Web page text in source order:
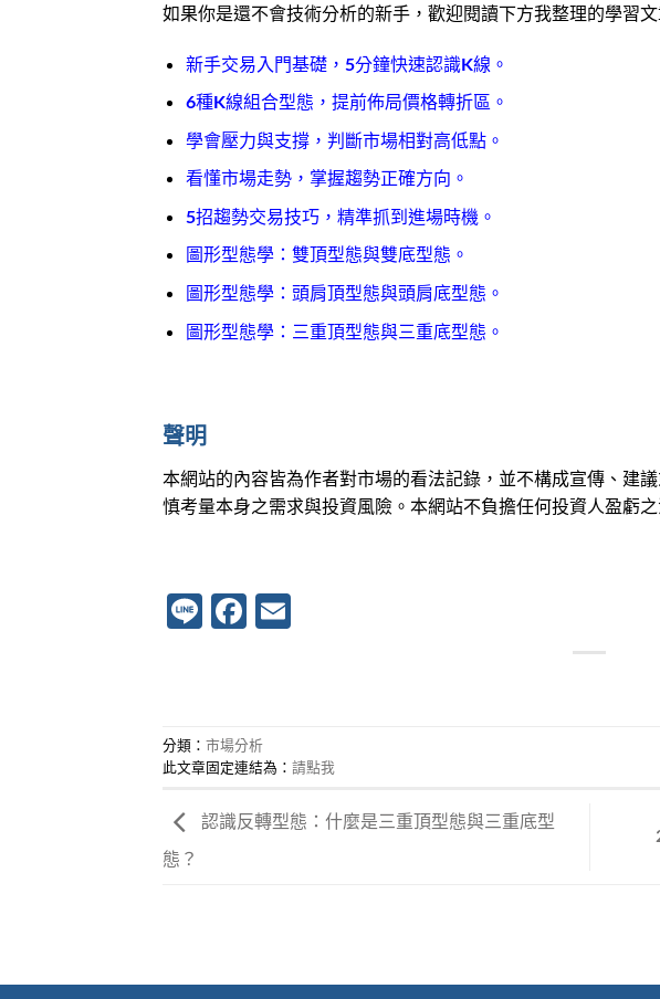
如果你是還不會技術分析的新手，歡迎閱讀下方我整理的學習文
新手交易入門基礎，5分鐘快速認識K線。
6種K線組合型態，提前佈局價格轉折區。
學會壓力與支撐，判斷市場相對高低點。
看懂市場走勢，掌握趨勢正確方向。
5招趨勢交易技巧，精準抓到進場時機。
圖形型態學：雙頂型態與雙底型態。
圖形型態學：頭肩頂型態與頭肩底型態。
圖形型態學：三重頂型態與三重底型態。
聲明
本網站的內容皆為作者對市場的看法記錄，並不構成宣傳、建
慎考量本身之需求與投資風險。本網站不負擔任何投資人盈虧之
LineFacebook
分類： 市場分析
此文章固定連結為： 請點我
認識反轉型態：什麼是三重頂型態與三重底型
態？